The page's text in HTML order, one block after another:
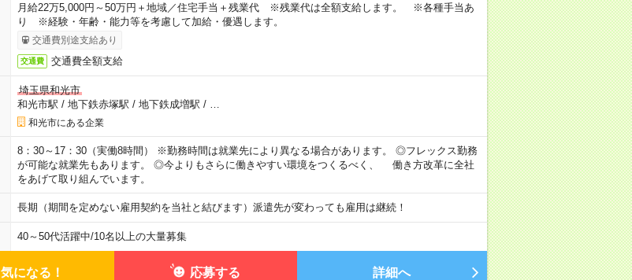
月給22万5,000円～50万円＋地域／住宅手当＋残業代 ※残業代は全額支給します。 ※各種手当あ
り ※経験・年齢・能力等を考慮して加給・優遇します。
交通費別途支給あり
交通費 交通費全額支給
埼玉県和光市
和光市駅 / 地下鉄赤塚駅 / 地下鉄成増駅 /
和光市にある企業
8：30～17：30（実働8時間） ※勤務時間は就業先により異なる場合があります。 ◎フレックス勤務
が可能な就業先もあります。 ◎今よりもさらに働きやすい環境をつくるべく、 働き方改革に全社
をあげて取り組んでいます。
長期（期間を定めない雇用契約を当社と結びます）派遣先が変わっても雇用は継続！
40～50代活躍中/10名以上の大量募集
気になる！ 応募する 詳細へ